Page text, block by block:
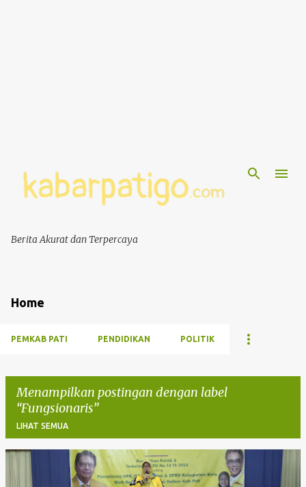
Berita Akurat dan Terpercaya
Home
PEMKAB PATI PENDIDIKAN POLITIK
Menampilkan postingan dengan label
Fungsionaris
LIHAT SEMUA